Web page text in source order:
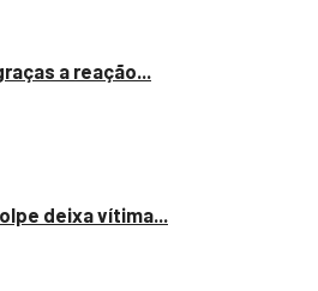
a reação...
deixa vítima...